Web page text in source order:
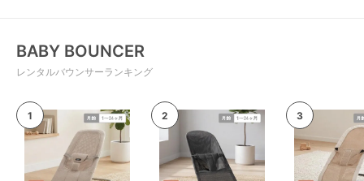
BABY BOUNCER
レンタルバウンサーランキング